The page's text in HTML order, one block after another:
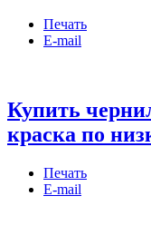
Печать
E-mail
Купить
краска по
Печать
E-mail